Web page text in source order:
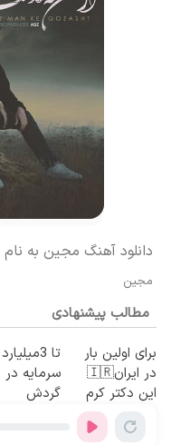
دانلود آهنگ مجین به
مجین
مطالب پیشنهادی
برای اولین بار
در ایران🇮🇷
این دکتر کرم
ترمیم کننده 23
روزه ساخت!
تا
سرمایه در
گردش